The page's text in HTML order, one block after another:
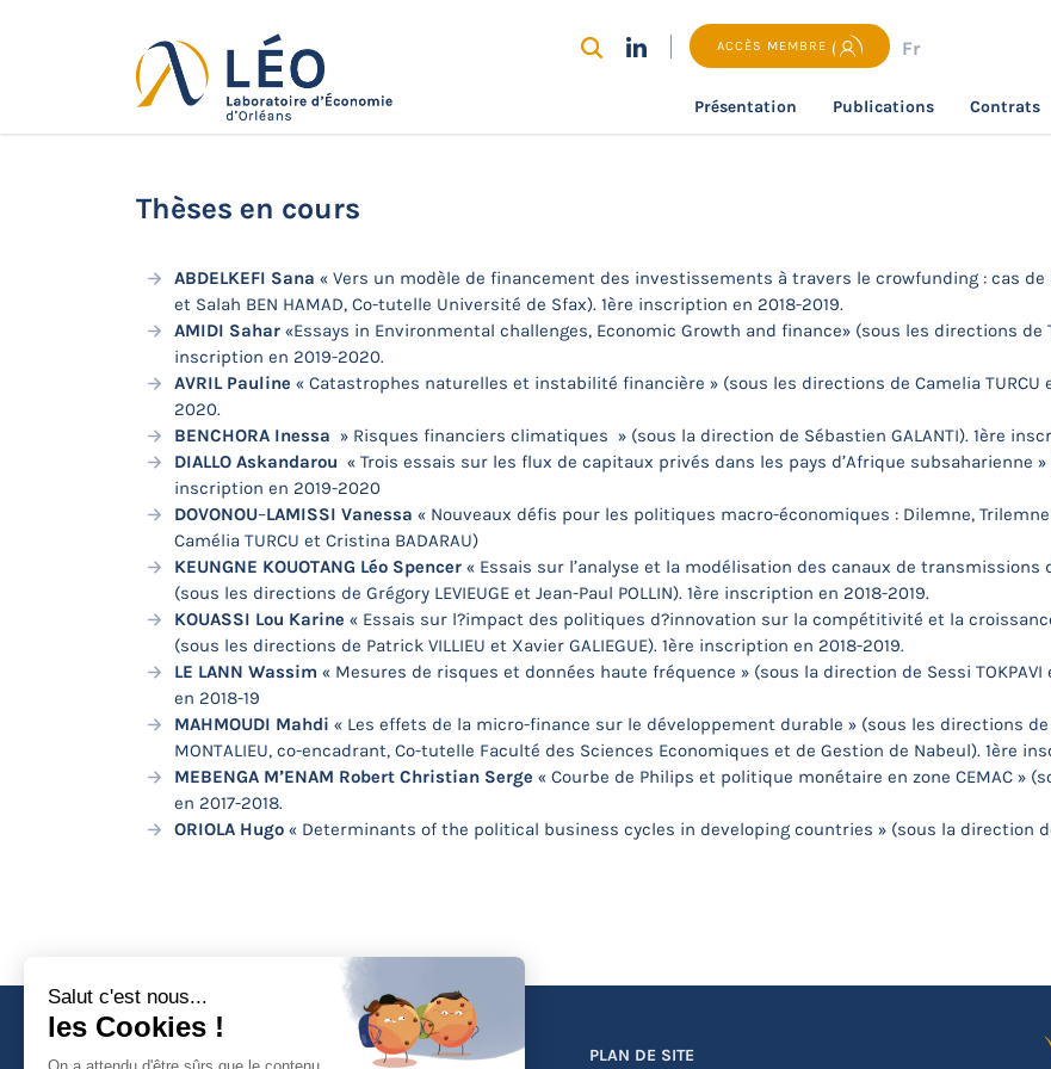
ACCÈS MEMBRE Fr
Présentation Publications Contrats
Actualités
Thèses en cours
ABDELKEFI Sana « Vers un modèle de financement des investissements à travers le crowfunding : cas de
et Salah BEN HAMAD, Co-tutelle Université de Sfax). 1ère inscription en 2018-2019.
AMIDI Sahar «Essays in Environmental challenges, Economic Growth and finance» (sous les directions de
inscription en 2019-2020.
AVRIL Pauline « Catastrophes naturelles et instabilité financière » (sous les directions de Camelia TURCU
2020.
BENCHORA Inessa » Risques financiers climatiques » (sous la direction de Sébastien GALANTI). 1ère
DIALLO Askandarou « Trois essais sur les flux de capitaux privés dans les pays d’Afrique subsaharienne »
inscription en 2019-2020
DOVONOU–LAMISSI Vanessa « Nouveaux défis pour les politiques macro-économiques : Dilemne,
Camélia TURCU et Cristina BADARAU)
KEUNGNE KOUOTANG Léo Spencer « Essais sur l’analyse et la modélisation des canaux de
(sous les directions de Grégory LEVIEUGE et Jean-Paul POLLIN). 1ère inscription en 2018-2019.
KOUASSI Lou Karine « Essais sur l?impact des politiques d?innovation sur la compétitivité et la
(sous les directions de Patrick VILLIEU et Xavier GALIEGUE). 1ère inscription en 2018-2019.
LE LANN Wassim « Mesures de risques et données haute fréquence » (sous la direction de Sessi TOKPAVI
en 2018-19
MAHMOUDI Mahdi « Les effets de la micro-finance sur le développement durable » (sous les directions de
MONTALIEU, co-encadrant, Co-tutelle Faculté des Sciences Economiques et de Gestion de Nabeul). 1ère
MEBENGA M’ENAM Robert Christian Serge « Courbe de Philips et politique monétaire en zone CEMAC »
en 2017-2018.
ORIOLA Hugo « Determinants of the political business cycles in developing countries » (sous la direction
PLAN DE SITE